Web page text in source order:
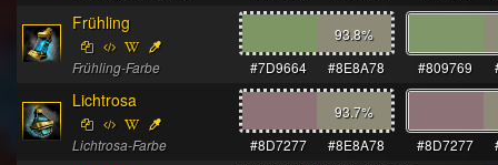
Frühling
Frühling-Farbe
93.8%
#7D9664
#8E8A78 #809769
Lichtrosa
Lichtrosa-Farbe
93.7%
#8D7277
#8E8A78 #8D7277